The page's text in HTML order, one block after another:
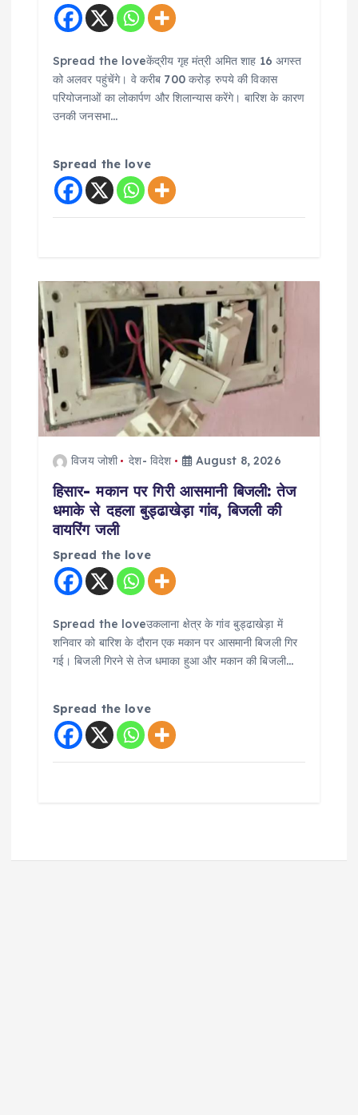
Spread the loveकेंद्रीय गृह मंत्री अमित शाह 16 अगस्त
को अलवर पहुंचेंगे। वे करीब 700 करोड़ रुपये की विकास
परियोजनाओं का लोकार्पण और शिलान्यास करेंगे। बारिश के कारण
उनकी जनसभा…
Spread the love
विजय जोशी देश- विदेश August 8, 2026
हिसार- मकान पर गिरी आसमानी बिजली: तेज
धमाके से दहला बुड्ढाखेड़ा गांव, बिजली की
वायरिंग जली
Spread the love
Spread the loveउकलाना क्षेत्र के गांव बुड्ढाखेड़ा में
शनिवार को बारिश के दौरान एक मकान पर आसमानी बिजली गिर
गई। बिजली गिरने से तेज धमाका हुआ और मकान की बिजली…
Spread the love